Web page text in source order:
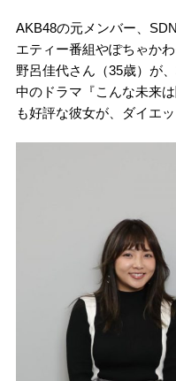
AKB48の元メンバー、
エティー番組やぽちゃか
野呂佳代さん（35歳）が
中のドラマ『こんな未来
も好評な彼女が、ダイエ